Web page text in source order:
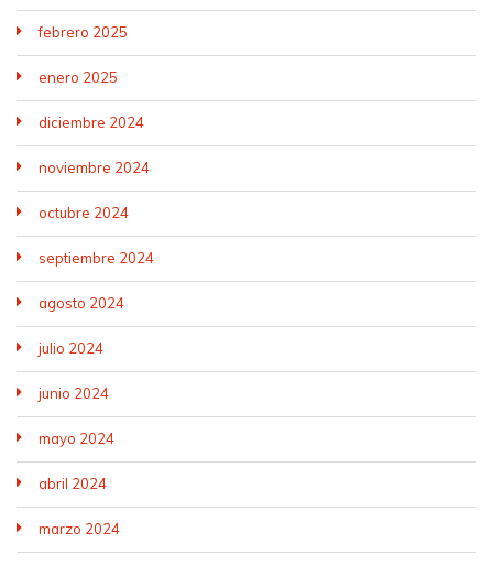
febrero 2025
enero 2025
diciembre 2024
noviembre 2024
octubre 2024
septiembre 2024
agosto 2024
julio 2024
junio 2024
mayo 2024
abril 2024
marzo 2024